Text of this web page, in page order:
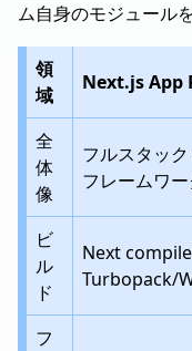
ム自身のモジュール
領
域
Next.js App
全
体
像
フルスタッ
フレームワー
ビ
ル
ド
Next
Turbopack/
フ